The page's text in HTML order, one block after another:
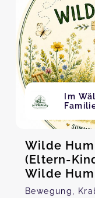
Im
Wilde
(Eltern-
Wilde
Bewegung,